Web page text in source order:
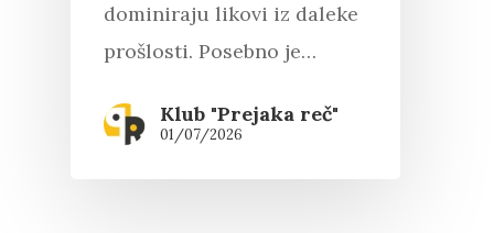
dominiraju likovi iz daleke
prošlosti. Posebno je…
Klub "Prejaka reč"
01/07/2026